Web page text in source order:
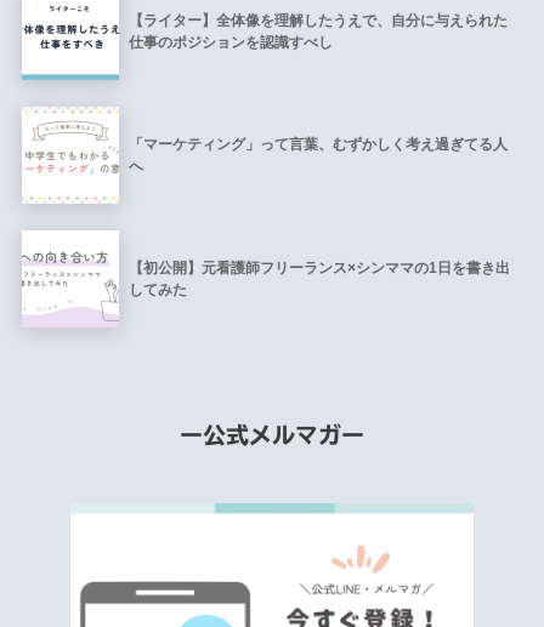
【ライター】全体像を理解したうえで、自分に与えられた
仕事のポジションを認識すべし
「マーケティング」って言葉、むずかしく考え過ぎてる人
へ
【初公開】元看護師フリーランス×シンママの1日を書き出
してみた
ー公式メルマガー